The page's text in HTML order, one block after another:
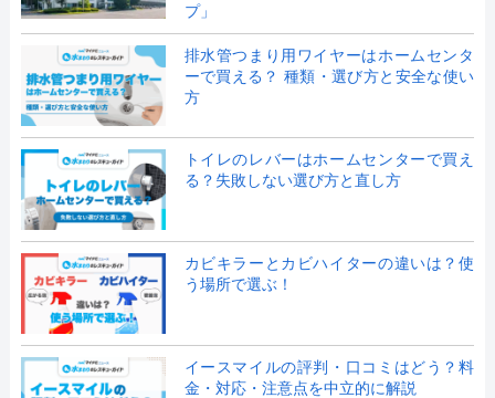
プ」
排水管つまり用ワイヤーはホームセンタ
ーで買える？ 種類・選び方と安全な使い
方
トイレのレバーはホームセンターで買え
る？失敗しない選び方と直し方
カビキラーとカビハイターの違いは？使
う場所で選ぶ！
イースマイルの評判・口コミはどう？料
金・対応・注意点を中立的に解説